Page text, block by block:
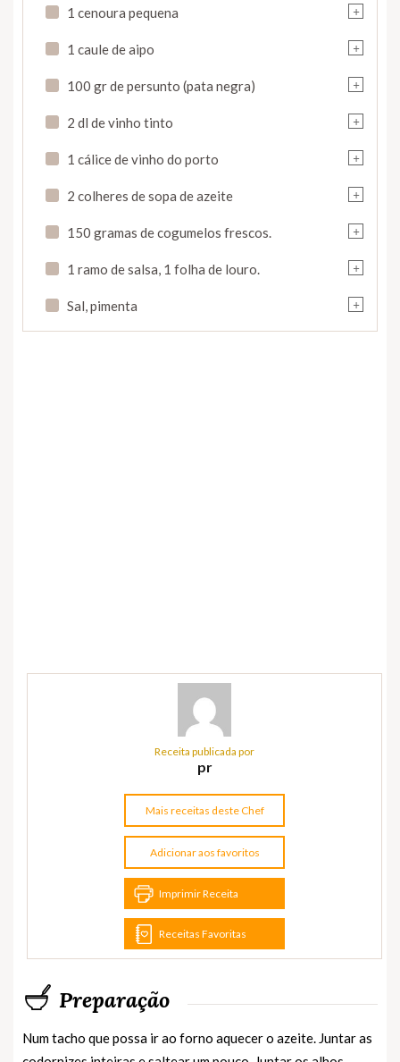
+
1 cenoura pequena
+
1 caule de aipo
+
100 gr de persunto (pata negra)
+
2 dl de vinho tinto
+
1 cálice de vinho do porto
+
2 colheres de sopa de azeite
+
150 gramas de cogumelos frescos.
+
1 ramo de salsa, 1 folha de louro.
+
Sal, pimenta
Receita publicada por
pr
Mais receitas deste Chef
Adicionar aos favoritos
Imprimir Receita
Receitas Favoritas
Preparação
Num tacho que possa ir ao forno aquecer o azeite. Juntar as